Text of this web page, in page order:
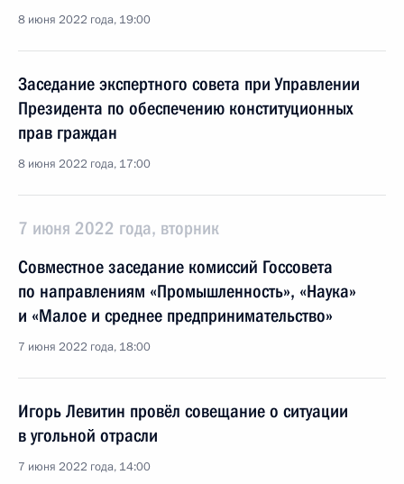
8 июня 2022 года, 19:00
Заседание экспертного совета при Управлении
Президента по обеспечению конституционных
прав граждан
8 июня 2022 года, 17:00
7 июня 2022 года, вторник
Cовместное заседание комиссий Госcовета
по направлениям «Промышленность», «Наука»
и «Малое и среднее предпринимательство»
7 июня 2022 года, 18:00
Игорь Левитин провёл совещание о ситуации
в угольной отрасли
7 июня 2022 года, 14:00